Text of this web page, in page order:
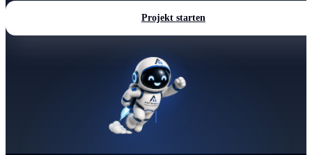
Projekt starten